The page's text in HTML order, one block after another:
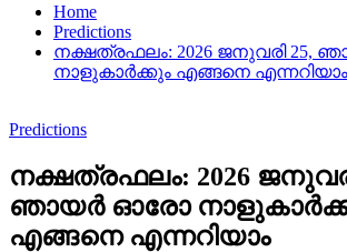
Home
Predictions
നക്ഷത്രഫലം: 2026 ജനുവരി 25,
നാളുകാർക്കും എങ്ങനെ എന്നറിയാം
Predictions
നക്ഷത്രഫലം: 2026
ഞായർ ഓരോ
എങ്ങനെ എന്നറിയാം